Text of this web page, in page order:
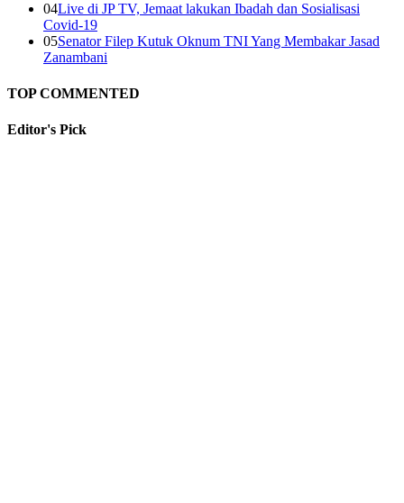
04Live di JP TV, Jemaat lakukan Ibadah dan Sosialisasi
Covid-19
05Senator Filep Kutuk Oknum TNI Yang Membakar Jasad
Zanambani
TOP COMMENTED
Editor's Pick